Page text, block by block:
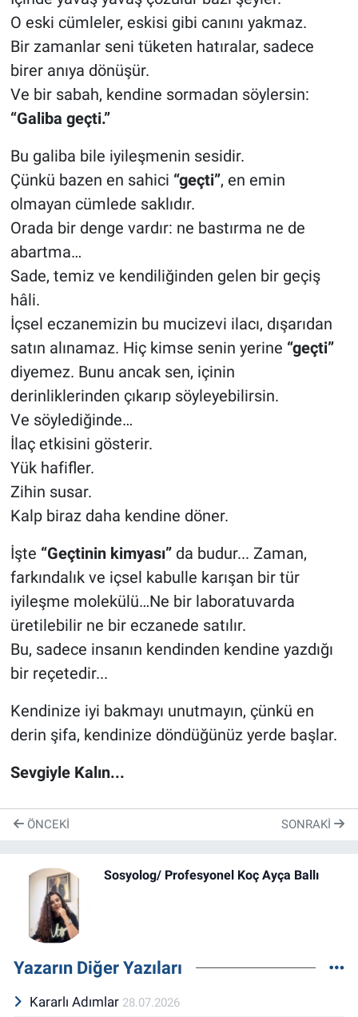
O eski cümleler, eskisi gibi canını yakmaz.
Bir zamanlar seni tüketen hatıralar, sadece
birer anıya dönüşür.
Ve bir sabah, kendine sormadan söylersin:
“Galiba geçti.”
Bu galiba bile iyileşmenin sesidir.
Çünkü bazen en sahici “geçti”, en emin
olmayan cümlede saklıdır.
Orada bir denge vardır: ne bastırma ne de
abartma…
Sade, temiz ve kendiliğinden gelen bir geçiş
hâli.
İçsel eczanemizin bu mucizevi ilacı, dışarıdan
satın alınamaz. Hiç kimse senin yerine “geçti”
diyemez. Bunu ancak sen, içinin
derinliklerinden çıkarıp söyleyebilirsin.
Ve söylediğinde…
İlaç etkisini gösterir.
Yük hafifler.
Zihin susar.
Kalp biraz daha kendine döner.
İşte “Geçtinin kimyası”da budur... Zaman,
farkındalık ve içsel kabulle karışan bir tür
iyileşme molekülü…Ne bir laboratuvarda
üretilebilir ne bir eczanede satılır.
Bu, sadece insanın kendinden kendine yazdığı
bir reçetedir...
Kendinize iyi bakmayı unutmayın, çünkü en
derin şifa, kendinize döndüğünüz yerde başlar.
Sevgiyle Kalın...
ÖNCEKI SONRAKI
Sosyolog/ Profesyonel Koç Ayça Ballı
Yazarın Diğer Yazıları
Kararlı Adımlar 28.07.2026